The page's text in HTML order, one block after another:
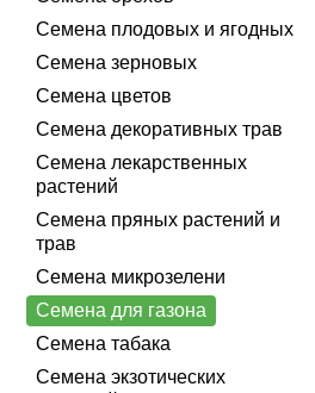
Семена плодовых и ягодных
Семена зерновых
Семена цветов
Семена декоративных трав
Семена лекарственных
растений
Семена пряных растений и
трав
Семена микрозелени
Семена для газона
Семена табака
Семена экзотических